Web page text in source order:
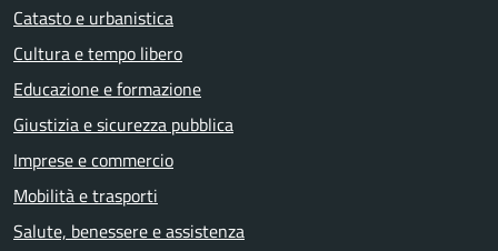
Catasto e urbanistica
Cultura e tempo libero
Educazione e formazione
Giustizia e sicurezza pubblica
Imprese e commercio
Mobilità e trasporti
Salute, benessere e assistenza